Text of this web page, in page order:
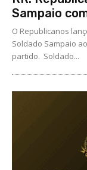
Sampaio
O Republicanos
Soldado Sampaio
partido. Soldado...